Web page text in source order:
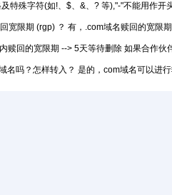
特殊字符(如!、$、&、? 等),"-"不能用作
限期 (rgp) ？ 有，.com域名赎回的宽限
回的宽限期 --> 5天等待删除 如果合作
吗？怎样转入？ 是的，com域名可以进